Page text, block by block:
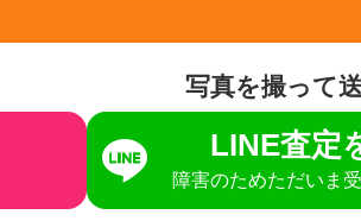
写真を撮って
LINE査定
障害のためただいま